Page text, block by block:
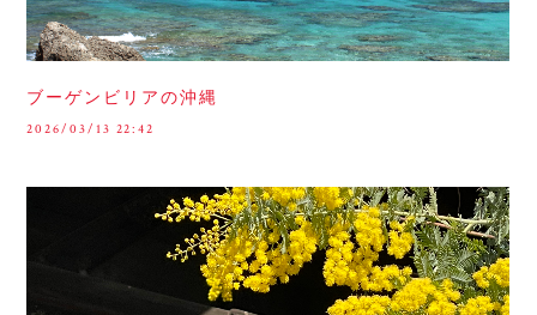
ブーゲンビリアの沖縄
2026/03/13 22:42